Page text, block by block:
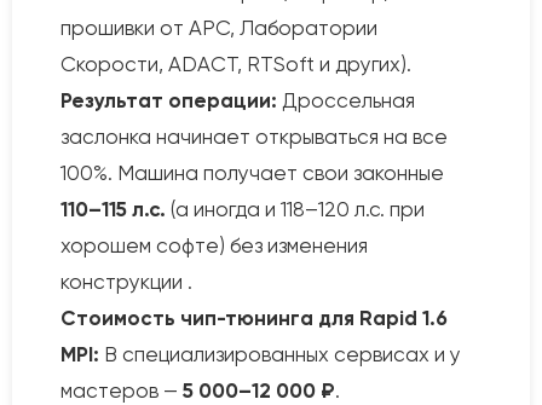
прошивки от APC, Лаборатории
Скорости, ADACT, RTSoft и других).
Результат операции: Дроссельная
заслонка начинает открываться на все
100%. Машина получает свои законные
110–115 л.с. (а иногда и 118–120 л.с. при
хорошем софте) без изменения
конструкции .
Стоимость чип-тюнинга для Rapid 1.6
MPI: В специализированных сервисах и у
мастеров — 5 000–12 000 ₽.